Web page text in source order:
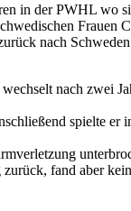
in der PWHL wo
Frauen
nach
nach zwei
spielte
fand aber